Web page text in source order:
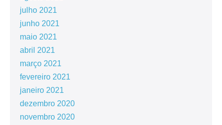
julho 2021
junho 2021
maio 2021
abril 2021
março 2021
fevereiro 2021
janeiro 2021
dezembro 2020
novembro 2020